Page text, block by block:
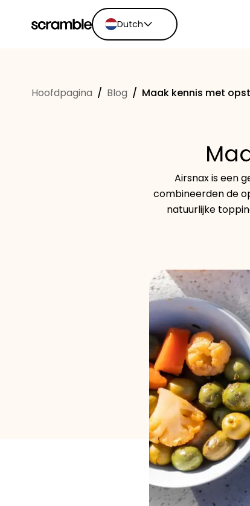
Dutch
Español
Hoofdpagina / Blog / Maak kennis met
Airsnax is een
combineerden de
natuurlijke